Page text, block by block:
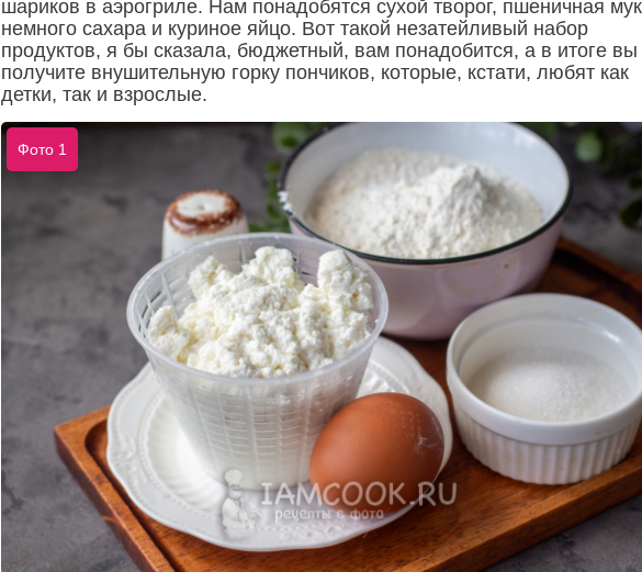
шариков в аэрогриле. Нам понадобятся сухой творог, пшеничная
немного сахара и куриное яйцо. Вот такой незатейливый набор
продуктов, я бы сказала, бюджетный, вам понадобится, а в итоге вы
получите внушительную горку пончиков, которые, кстати, любят как
детки, так и взрослые.
Фото 1